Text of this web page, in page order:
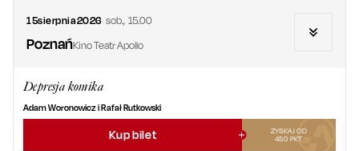
15sierpnia2026 sob., 15.00
PoznańKino Teatr Apollo
Depresja komika
Adam Woronowicz i Rafał Rutkowski
Kup bilet
ZYSKAJ OD
450 PKT